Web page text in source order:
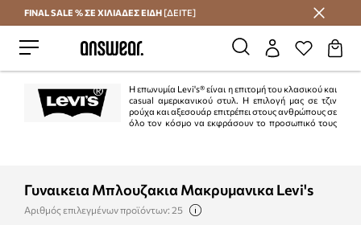
Εξοικονομήστε με το Answear Club
FINAL SALE % ΣΕ ΧΙΛΙΑΔΕΣ ΕΙΔΗ [ΔΕΙΤΕ]
Η επωνυμία Levi's® είναι η επιτομή του κλασικού και
casual αμερικανικού στυλ. Η επιλογή μας σε τζιν
ρούχα και αξεσουάρ επιτρέπει στους ανθρώπους σε
όλο τον κόσμο να εκφράσουν το προσωπικό τους
Γυναικεια Μπλουζακια Μακρυμανικα Levi's
Αριθμός επιλεγμένων προϊόντων: 25